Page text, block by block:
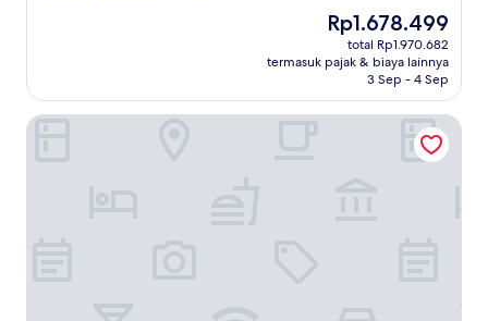
Harga
sekarang
Rp1.678.499
Rp1.678.499
total Rp1.970.682
termasuk pajak & biaya lainnya
3 Sep - 4 Sep
Hotel Lieto Soggiorno